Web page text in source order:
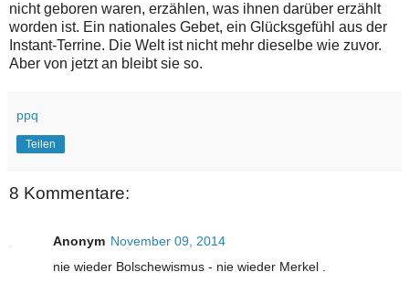
nicht geboren waren, erzählen, was ihnen darüber erzählt
worden ist. Ein nationales Gebet, ein Glücksgefühl aus der
Instant-Terrine. Die Welt ist nicht mehr dieselbe wie zuvor.
Aber von jetzt an bleibt sie so.
ppq
Teilen
8 Kommentare:
Anonym November 09, 2014
nie wieder Bolschewismus - nie wieder Merkel .